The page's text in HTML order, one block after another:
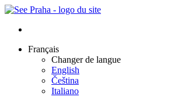
Français
Changer de langue
English
Čeština
Italiano